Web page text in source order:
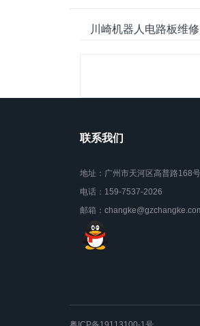
川崎机器人电路板维修
联系我们
地址：广州市天河区高普路168
电话：159-7537-2026
邮箱：